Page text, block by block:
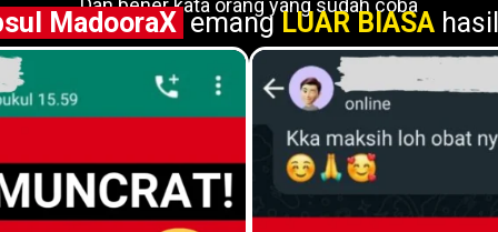
MadooraX emangLUAR BIASA